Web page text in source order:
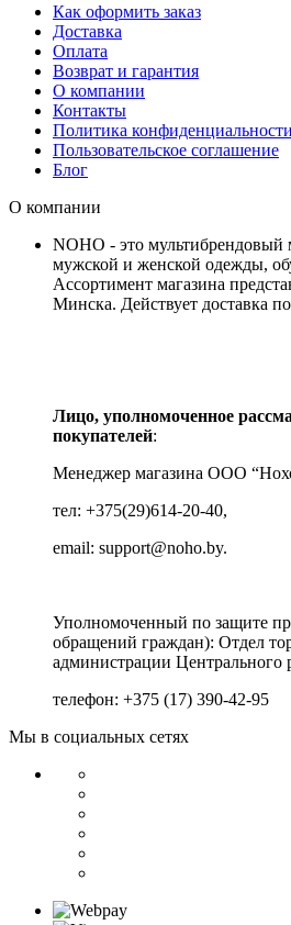
Как оформить заказ
Доставка
Оплата
Возврат и гарантия
О компании
Контакты
Политика
Пользовательское соглашение
Блог
О компании
NOHO - это мультибрендовый
мужской и женской одежды,
Ассортимент магазина
Минска. Действует доставка
Лицо, уполномоченное
покупателей:
Менеджер магазина ООО
тел: +375(29)614-20-40,
email: support@noho.by.
Уполномоченный по защите
обращений граждан): Отдел
администрации Центрального
телефон: +375 (17) 390-42-95
Мы в социальных сетях